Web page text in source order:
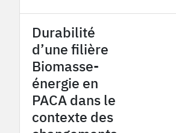
Durabilité
d’une filière
Biomasse-
énergie en
PACA dans le
contexte des